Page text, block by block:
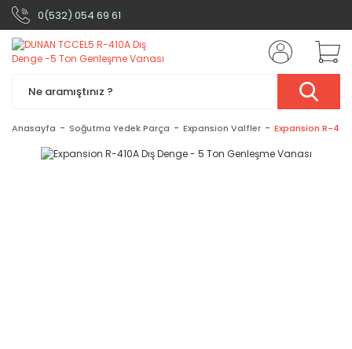
0(532) 054 69 61
Anasayfa Soğutma Yedek Parça Expansion Valfler Expansion R-